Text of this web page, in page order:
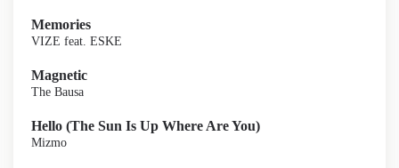
Memories
VIZE feat. ESKE
Magnetic
The Bausa
Hello (The Sun Is Up Where Are You)
Mizmo